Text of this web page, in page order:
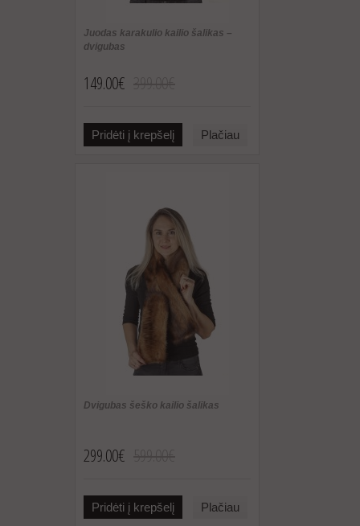
Juodas karakulio kailio šalikas –
dvigubas
149.00€
Pridėti į krepšelį Plačiau
Dvigubas šeško kailio šalikas
299.00€
Pridėti į krepšelį Plačiau